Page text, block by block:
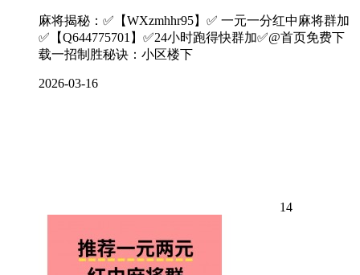
麻将揭秘：✅【WXzmhhr95】✅ 一元一分红中麻将群加
✅【Q644775701】✅24小时跑得快群加✅@首页免费下
载一招制胜秘诀：小区楼下
2026-03-16
14